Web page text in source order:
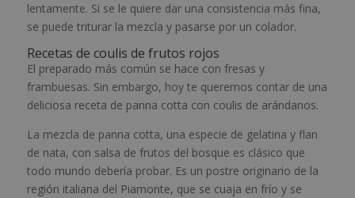
lentamente. Si se le quiere dar una consistencia más fina,
se puede triturar la mezcla y pasarse por un colador.
Recetas de coulis de frutos rojos
El preparado más común se hace con fresas y
frambuesas. Sin embargo, hoy te queremos contar de una
deliciosa receta de panna cotta con coulis de arándanos.
La mezcla de panna cotta, una especie de gelatina y flan
de nata, con salsa de frutos del bosque es clásico que
todo mundo debería probar. Es un postre originario de la
región italiana del Piamonte, que se cuaja en frío y se